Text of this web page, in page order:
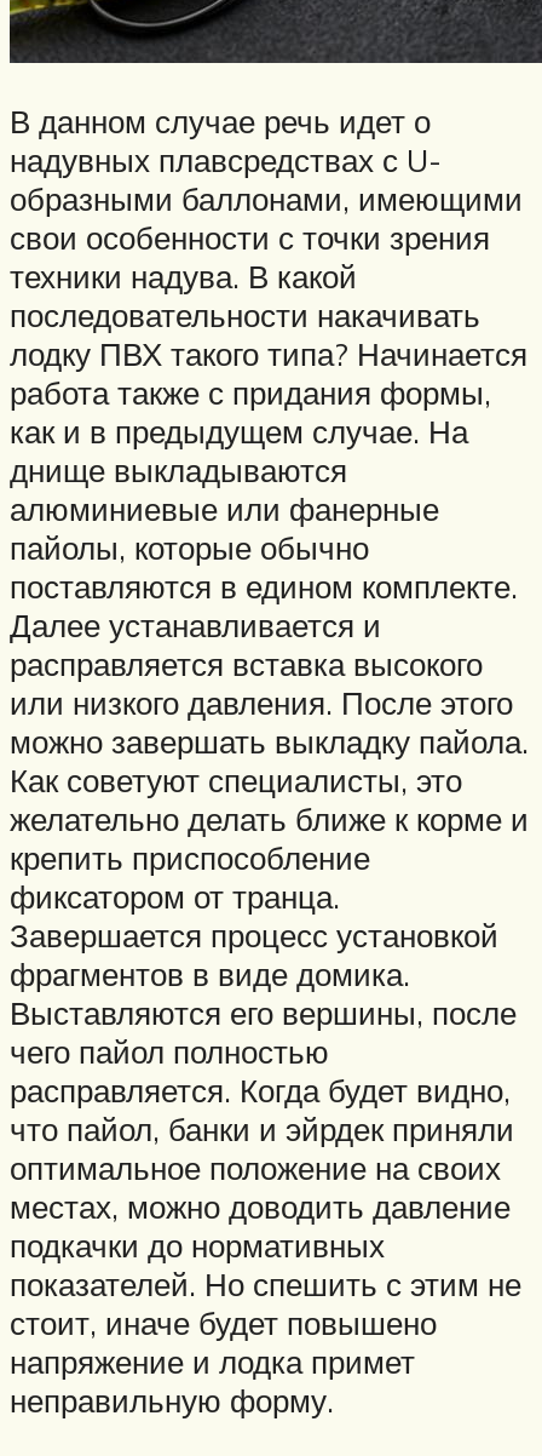
В данном случае речь идет о
надувных плавсредствах с U-
образными баллонами, имеющими
свои особенности с точки зрения
техники надува. В какой
последовательности накачивать
лодку ПВХ такого типа? Начинается
работа также с придания формы,
как и в предыдущем случае. На
днище выкладываются
алюминиевые или фанерные
пайолы, которые обычно
поставляются в едином комплекте.
Далее устанавливается и
расправляется вставка высокого
или низкого давления. После этого
можно завершать выкладку пайола.
Как советуют специалисты, это
желательно делать ближе к корме и
крепить приспособление
фиксатором от транца.
Завершается процесс установкой
фрагментов в виде домика.
Выставляются его вершины, после
чего пайол полностью
расправляется. Когда будет видно,
что пайол, банки и эйрдек приняли
оптимальное положение на своих
местах, можно доводить давление
подкачки до нормативных
показателей. Но спешить с этим не
стоит, иначе будет повышено
напряжение и лодка примет
неправильную форму.